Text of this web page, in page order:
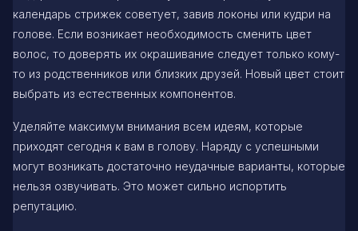
календарь стрижек советует, завив локоны или кудри на
голове. Если возникает необходимость сменить цвет
волос, то доверять их окрашивание следует только кому-
то из родственников или близких друзей. Новый цвет стоит
выбрать из естественных компонентов.
Уделяйте максимум внимания всем идеям, которые
приходят сегодня к вам в голову. Наряду с успешными
могут возникать достаточно неудачные варианты, которые
нельзя озвучивать. Это может сильно испортить
репутацию.